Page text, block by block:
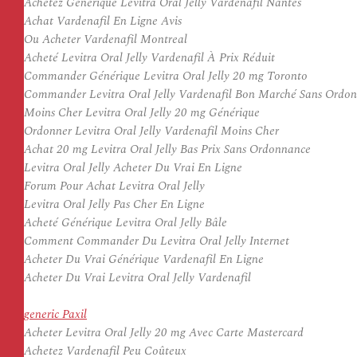
Achat Vardenafil En Ligne Avis
Ou Acheter Vardenafil Montreal
Acheté Levitra Oral Jelly Vardenafil À Prix Réduit
Commander Générique Levitra Oral Jelly 20 mg Toronto
Commander Levitra Oral Jelly Vardenafil Bon Marché Sans
Moins Cher Levitra Oral Jelly 20 mg Générique
Ordonner Levitra Oral Jelly Vardenafil Moins Cher
Achat 20 mg Levitra Oral Jelly Bas Prix Sans Ordonnance
Levitra Oral Jelly Acheter Du Vrai En Ligne
Forum Pour Achat Levitra Oral Jelly
Levitra Oral Jelly Pas Cher En Ligne
Acheté Générique Levitra Oral Jelly Bâle
Comment Commander Du Levitra Oral Jelly Internet
Acheter Du Vrai Générique Vardenafil En Ligne
Acheter Du Vrai Levitra Oral Jelly Vardenafil
generic Paxil
Acheter Levitra Oral Jelly 20 mg Avec Carte Mastercard
Achetez Vardenafil Peu Coûteux